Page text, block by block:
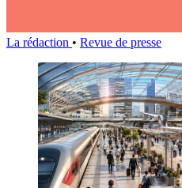
La rédaction • Revue de presse